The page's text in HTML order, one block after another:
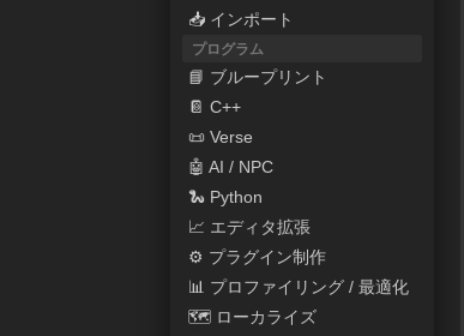
📥 インポート
プログラム
📘 ブループリント
📔 C++
📜 Verse
🤖 AI / NPC
🐍 Python
📈 エディタ拡張
⚙ プラグイン制作
📊 プロファイリング / 最適化
🗺 ローカライズ